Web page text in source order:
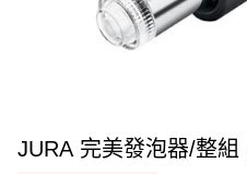
JURA 完美發泡器/整